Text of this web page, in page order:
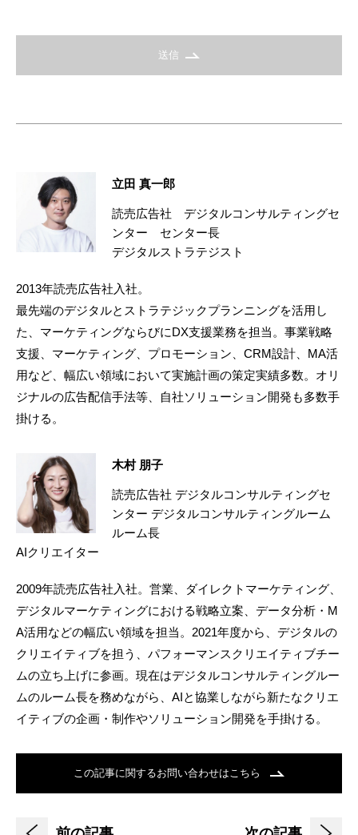
送信
立田 真一郎
読売広告社 デジタルコンサルティングセ
ンター センター長
デジタルストラテジスト
2013年読売広告社入社。
最先端のデジタルとストラテジックプランニングを活用し
た、マーケティングならびにDX支援業務を担当。事業戦略
支援、マーケティング、プロモーション、CRM設計、MA活
用など、幅広い領域において実施計画の策定実績多数。オリ
ジナルの広告配信手法等、自社ソリューション開発も多数手
掛ける。
木村 朋子
読売広告社 デジタルコンサルティングセ
ンター デジタルコンサルティングルーム
ルーム長
AIクリエイター
2009年読売広告社入社。営業、ダイレクトマーケティング、
デジタルマーケティングにおける戦略立案、データ分析・M
A活用などの幅広い領域を担当。2021年度から、デジタルの
クリエイティブを担う、パフォーマンスクリエイティブチー
ムの立ち上げに参画。現在はデジタルコンサルティングルー
ムのルーム長を務めながら、AIと協業しながら新たなクリエ
イティブの企画・制作やソリューション開発を手掛ける。
この記事に関するお問い合わせはこちら